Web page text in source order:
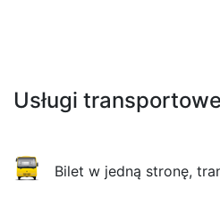
Usługi transportowe
Bilet w jedną stronę,